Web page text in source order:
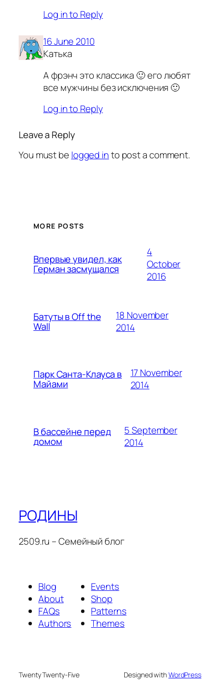
Log in to Reply
16 June 2010
Катька
А фрэнч это классика 🙂 его любят
все мужчины без исключения 🙂
Log in to Reply
Leave a Reply
You must be logged into post a comment.
MORE POSTS
Впервые увидел, как
Герман засмущался
4
October
2016
Батуты в Off the
Wall
18 November
2014
Парк Санта-Клауса в
Майами
17 November
2014
В бассейне перед
домом
5 September
2014
РОДИНЫ
2509.ru – Семейный блог
Blog
About
FAQs
Authors
Events
Shop
Patterns
Themes
Twenty Twenty-Five Designed withWordPress